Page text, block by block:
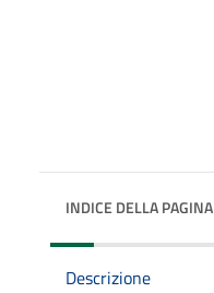
INDICE DELLA PAGINA
Descrizione